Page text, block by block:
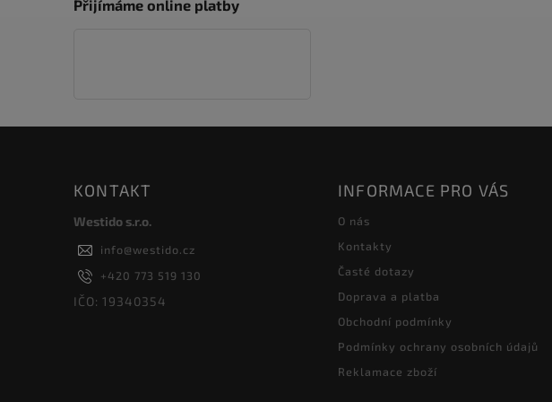
Přijímáme online platby
KONTAKT
Westido s.r.o.
info@westido.cz
+420 773 519 130
IČO: 19340354
INFORMACE PRO VÁS
O nás
Kontakty
Časté dotazy
Doprava a platba
Obchodní podmínky
Podmínky ochrany osobních údajů
Reklamace zboží